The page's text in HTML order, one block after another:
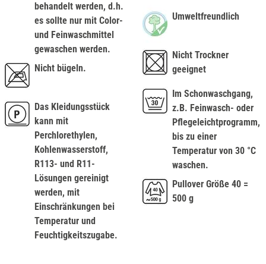
behandelt werden, d.h.
es sollte nur mit Color-
und Feinwaschmittel
gewaschen werden.
Nicht bügeln.
Das Kleidungsstück
kann mit
Perchlorethylen,
Kohlenwasserstoff,
R113- und R11-
Lösungen gereinigt
werden, mit
Einschränkungen bei
Temperatur und
Feuchtigkeitszugabe.
Umweltfreundlich
Nicht Trockner
geeignet
Im Schonwaschgang,
z.B. Feinwasch- oder
Pflegeleichtprogramm,
bis zu einer
Temperatur von 30 °C
waschen.
Pullover Größe 40 =
500 g